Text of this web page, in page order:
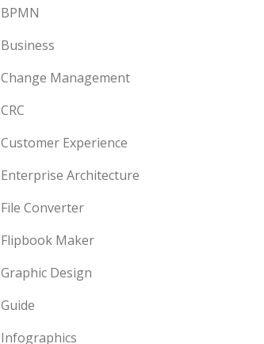
BPMN
Business
Change Management
CRC
Customer Experience
Enterprise Architecture
File Converter
Flipbook Maker
Graphic Design
Guide
Infographics